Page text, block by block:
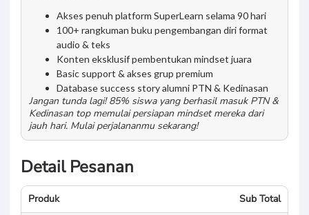
Akses penuh platform SuperLearn selama 90 hari
100+ rangkuman buku pengembangan diri format
audio & teks
Konten eksklusif pembentukan mindset juara
Basic support & akses grup premium
Database success story alumni PTN & Kedinasan
Jangan tunda lagi! 85% siswa yang berhasil masuk PTN &
Kedinasan top memulai persiapan mindset mereka dari
jauh hari. Mulai perjalananmu sekarang!
Detail Pesanan
Produk Sub Total